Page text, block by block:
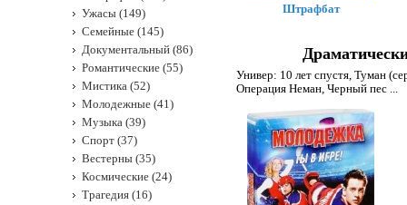
Штрафбат
Универ: 10 лет спустя, Туман
Операция Неман, Черный пес ...
Ужасы (149)
Семейные (145)
Документальный (86)
Романтические (55)
Мистика (52)
Молодежные (41)
Музыка (39)
Спорт (37)
Вестерны (35)
Космические (24)
Трагедия (16)